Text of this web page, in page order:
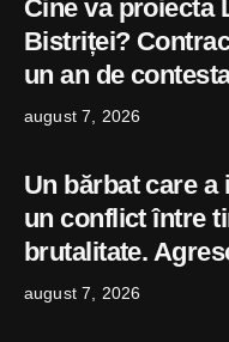
Cine va proiecta
Bistriței?
un an de
august 7, 2026
Un bărbat care
un conflict între
brutalitate.
august 7, 2026